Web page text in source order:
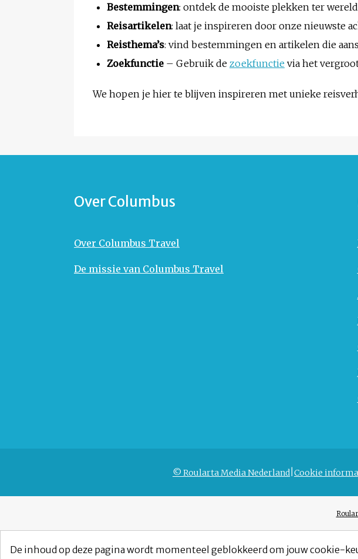
Bestemmingen: ontdek de mooiste plekken ter
Reisartikelen: laat je inspireren door onze nieuwste
Reisthema’s: vind bestemmingen en artikelen die
Zoekfunctie – Gebruik de zoekfunctie via het
We hopen je hier te blijven inspireren met unieke
Over Columbus
Over Columbus Travel
De missie van Columbus Travel
© Roularta Media Nederland Cookie
De inhoud op deze pagina wordt momenteel geblokkeerd om jouw cookie-